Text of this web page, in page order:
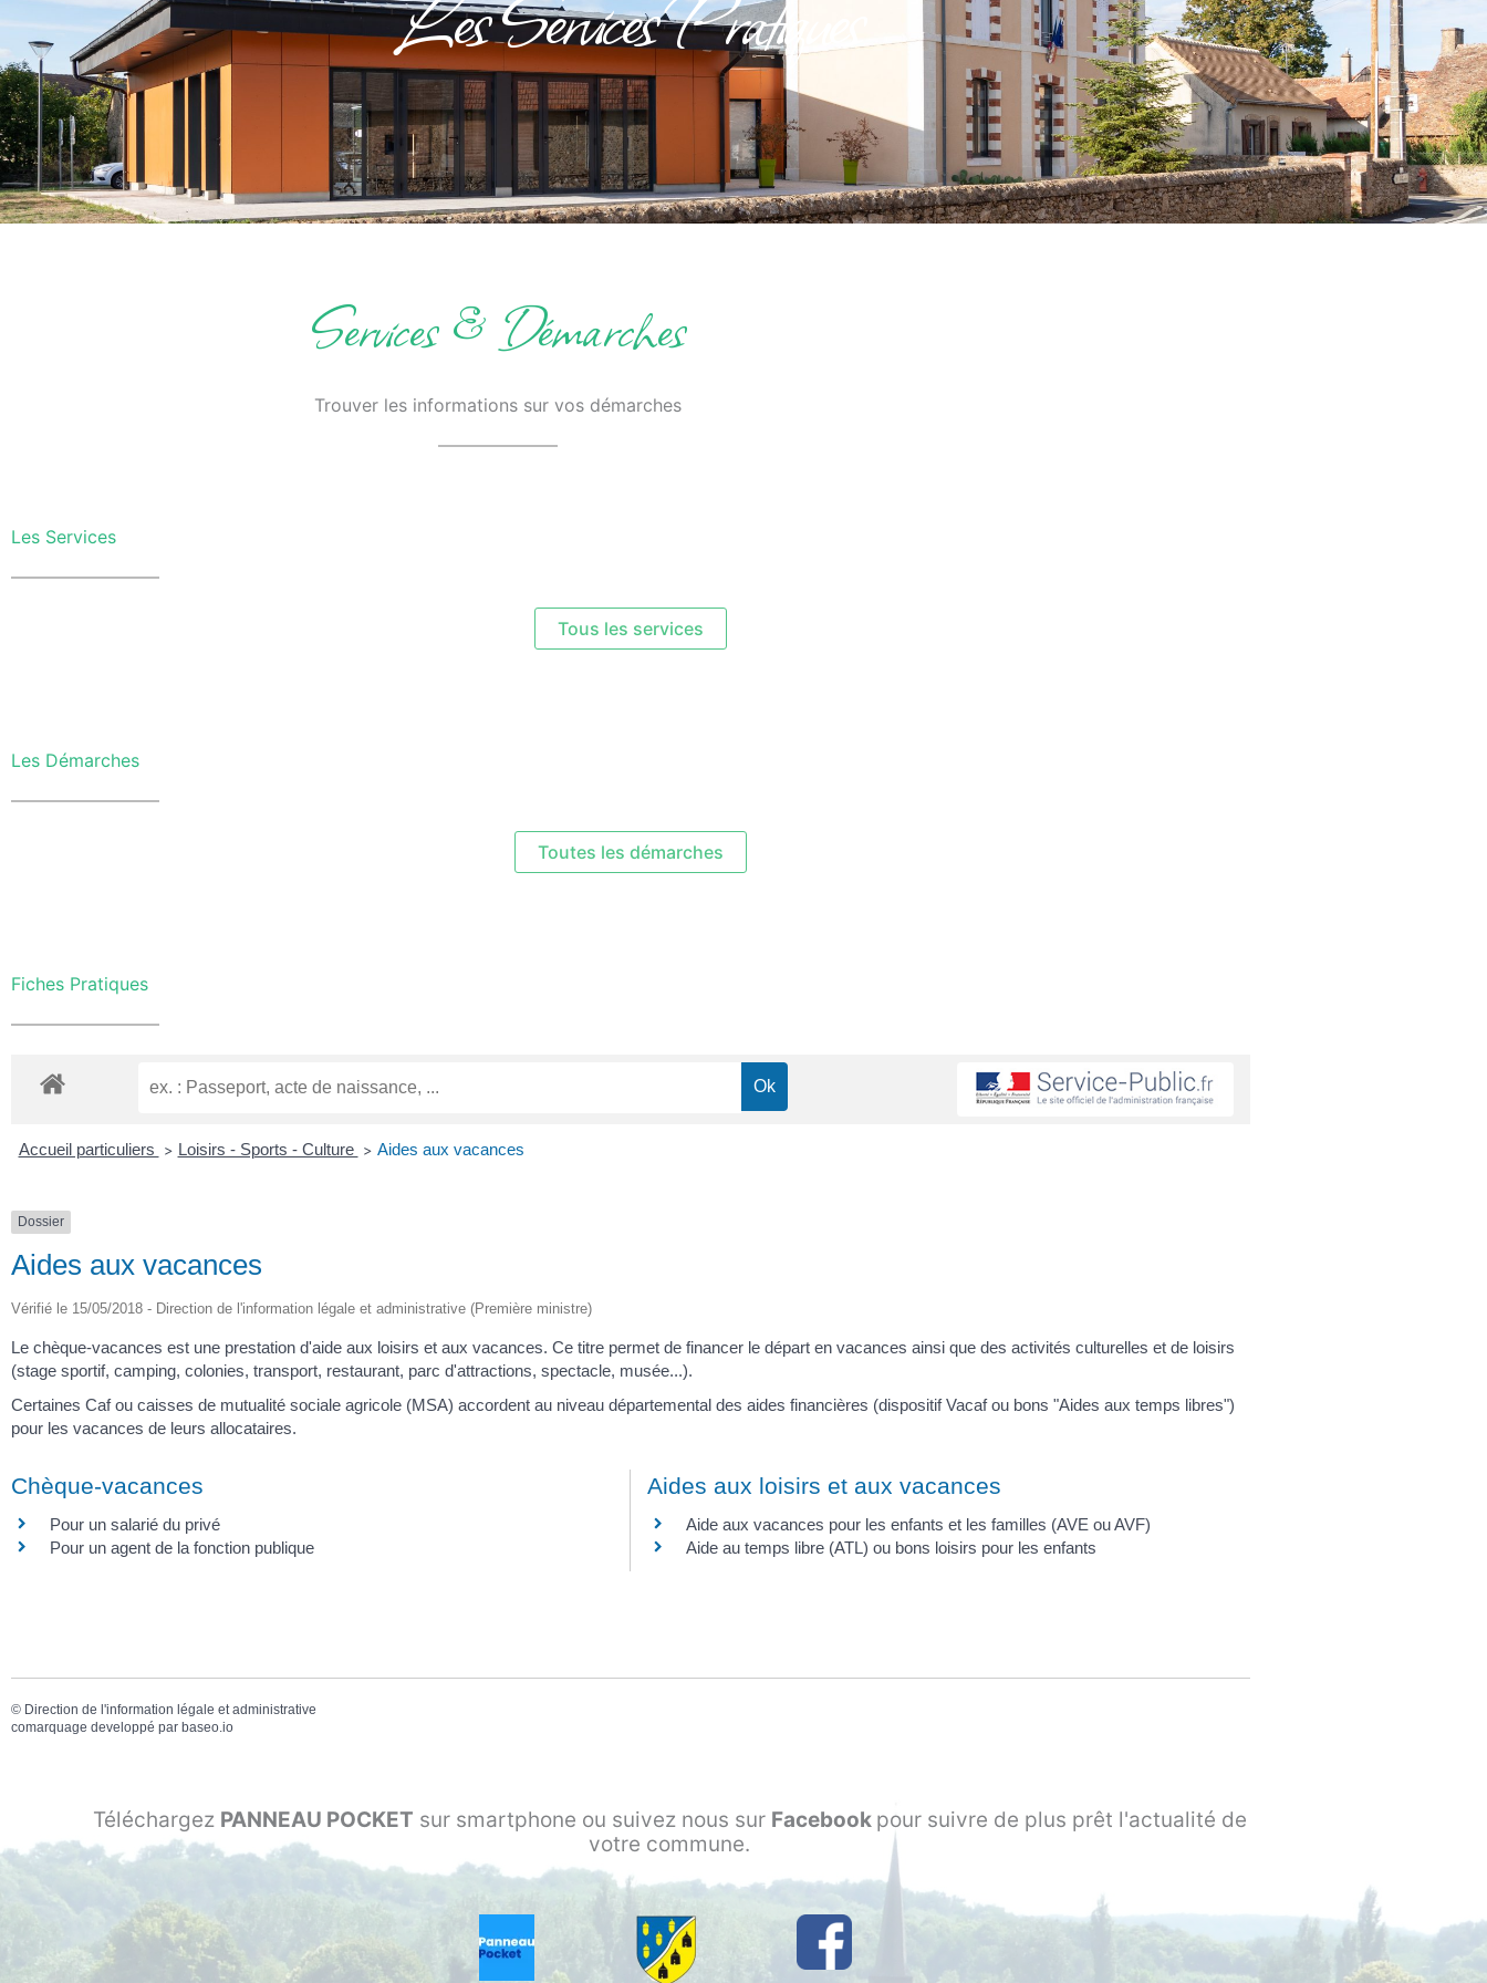
Services & Démarches
Trouver les informations sur vos démarches
Les Services
Tous les services
Les Démarches
Toutes les démarches
Fiches Pratiques
Accueil particuliers > Loisirs - Sports - Culture > Aides aux vacances
Dossier
Aides aux vacances
Vérifié le 15/05/2018 - Direction de l'information légale et administrative (Première ministre)
Le chèque-vacances est une prestation d'aide aux loisirs et aux vacances. Ce titre permet de financer le départ en vacances ainsi que des activités culturelles et de loisirs
(stage sportif, camping, colonies, transport, restaurant, parc d'attractions, spectacle, musée...).
Certaines Caf ou caisses de mutualité sociale agricole (MSA) accordent au niveau départemental des aides financières (dispositif Vacaf ou bons "Aides aux temps libres")
pour les vacances de leurs allocataires.
Chèque-vacances
Pour un salarié du privé
Pour un agent de la fonction publique
Aides aux loisirs et aux vacances
Aide aux vacances pour les enfants et les familles (AVE ou AVF)
Aide au temps libre (ATL) ou bons loisirs pour les enfants
© Direction de l'information légale et administrative
comarquage developpé par baseo.io
Téléchargez PANNEAU POCKET sur smartphone ou suivez nous sur Facebook pour suivre de plus prêt l'actualité de
votre commune.